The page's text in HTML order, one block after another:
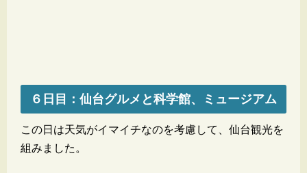
６日目：仙台グルメと科学館、ミュージアム
この日は天気がイマイチなのを考慮して、仙台観光を
組みました。